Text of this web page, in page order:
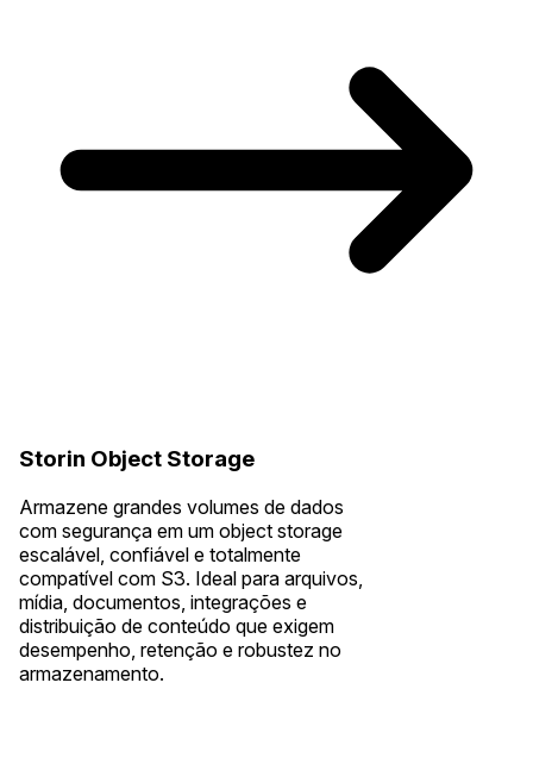
Storin Object Storage
Armazene grandes volumes de dados
com segurança em um object storage
escalável, confiável e totalmente
compatível com S3. Ideal para arquivos,
mídia, documentos, integrações e
distribuição de conteúdo que exigem
desempenho, retenção e robustez no
armazenamento.